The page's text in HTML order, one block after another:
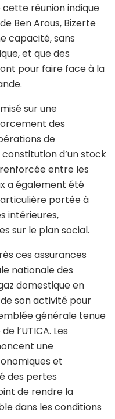
cette réunion indique
Ben Arous, Bizerte
capacité, sans
et que des
pour faire face à la
sur une
des
de
d’un stock
entre les
a également été
portée à
intérieures,
sur le plan social.
ces assurances
nationale des
domestique en
son activité pour
générale tenue
l’UTICA. Les
une
et
des pertes
de rendre la
dans les conditions